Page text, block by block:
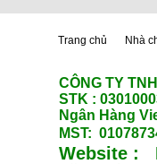
Trang chủ Nhà
CÔNG TY
STK :
Ngân Hàng
MST:
Website :